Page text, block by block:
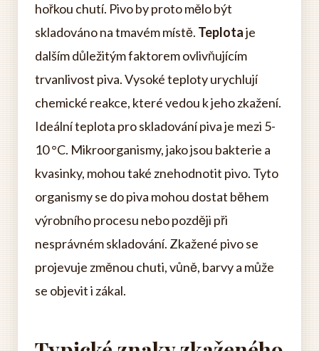
hořkou chutí. Pivo by proto mělo být
skladováno na tmavém místě. Teplotaje
dalším důležitým faktorem ovlivňujícím
trvanlivost piva. Vysoké teploty urychlují
chemické reakce, které vedou k jeho zkažení.
Ideální teplota pro skladování piva je mezi 5-
10 °C. Mikroorganismy, jako jsou bakterie a
kvasinky, mohou také znehodnotit pivo. Tyto
organismy se do piva mohou dostat během
výrobního procesu nebo později při
nesprávném skladování. Zkažené pivo se
projevuje změnou chuti, vůně, barvy a může
se objevit i zákal.